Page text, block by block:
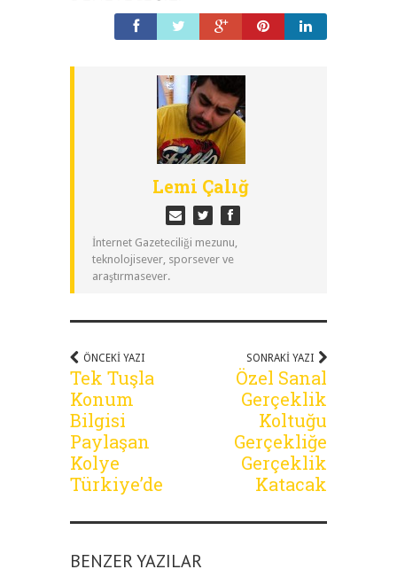
Lemi Çalığ
İnternet Gazeteciliği mezunu,
teknolojisever, sporsever ve
araştırmasever.
ÖNCEKI YAZI
Tek Tuşla
Konum
Bilgisi
Paylaşan
Kolye
Türkiye’de
SONRAKI YAZI
Özel Sanal
Gerçeklik
Koltuğu
Gerçekliğe
Gerçeklik
Katacak
BENZER YAZILAR